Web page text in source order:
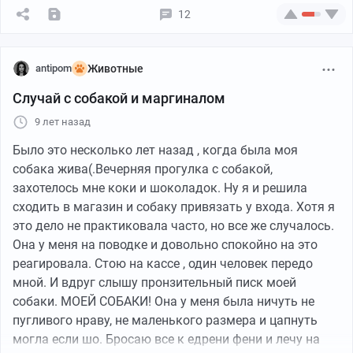
12
antipom Животные
Случай с собакой и маргиналом
9 лет назад
Было это несколько лет назад , когда была моя
собака жива(.Вечерняя прогулка с собакой,
захотелось мне коки и шоколадок. Ну я и решила
сходить в магазин и собаку привязать у входа. Хотя я
это дело не практиковала часто, но все же случалось.
Она у меня на поводке и довольно спокойно на это
реагировала. Стою на кассе , один человек передо
мной. И вдруг слышу пронзительный писк моей
собаки. МОЕЙ СОБАКИ! Она у меня была ничуть не
пугливого нраву, не маленького размера и цапнуть
могла если шо. Бросаю все к едрени фени и лечу на